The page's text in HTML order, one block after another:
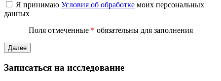
Я принимаю Условия об обработке моих персональных
данных
Поля отмеченные * обязательны для заполнения
Далее
Записаться на исследование